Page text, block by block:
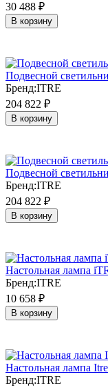
30 488 ₽
В корзину
Подвесной
Бренд:ITRE
204 822 ₽
В корзину
Подвесной
Бренд:ITRE
204 822 ₽
В корзину
Настольная лампа
Бренд:ITRE
10 658 ₽
В корзину
Настольная лампа
Бренд:ITRE